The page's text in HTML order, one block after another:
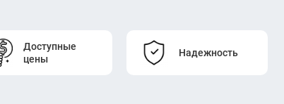
Доступные
цены
Надежность